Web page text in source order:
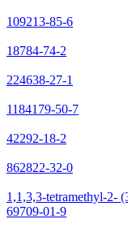
109213-85-6
18784-74-2
224638-27-1
1184179-50-7
42292-18-2
862822-32-0
1,1,3,3-tetramethyl-2-
69709-01-9